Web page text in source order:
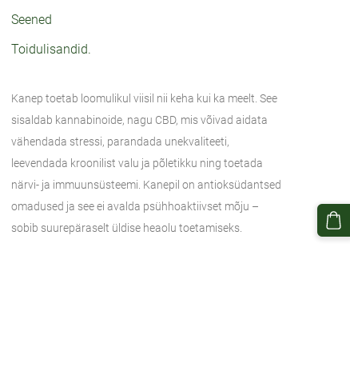
Seened
Toidulisandid.
Kanep toetab loomulikul viisil nii keha kui ka meelt. See
sisaldab kannabinoide, nagu CBD, mis võivad aidata
vähendada stressi, parandada unekvaliteeti,
leevendada kroonilist valu ja põletikku ning toetada
närvi- ja immuunsüsteemi. Kanepil on antioksüdantsed
omadused ja see ei avalda psühhoaktiivset mõju –
sobib suurepäraselt üldise heaolu toetamiseks.